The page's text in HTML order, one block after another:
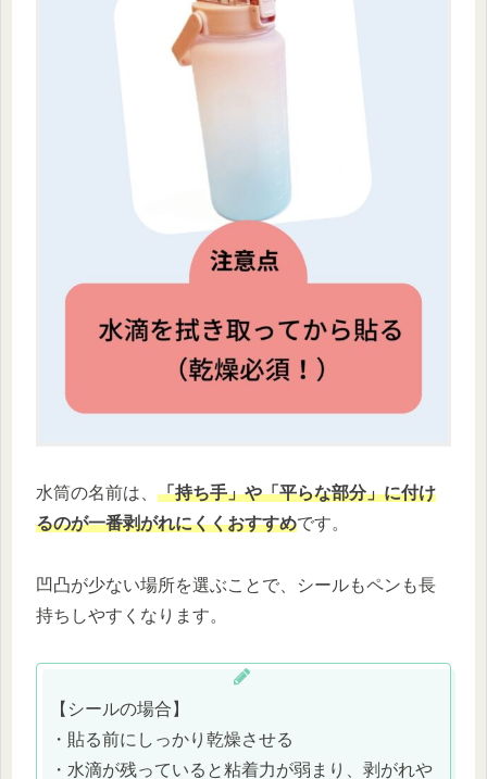
水筒の名前は、 「持ち手」や「平らな部分」に付け
るのが一番剥がれにくくおすすめです。
凹凸が少ない場所を選ぶことで、シールもペンも長
持ちしやすくなります。
【シールの場合】
・貼る前にしっかり乾燥させる
・水滴が残っていると粘着力が弱まり、剥がれや